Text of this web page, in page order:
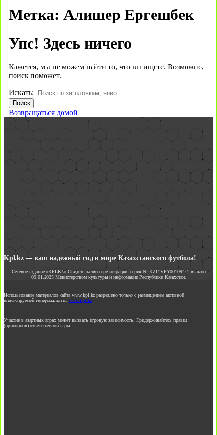
Метка: Алишер Ергешбек
Упс! Здесь ничего
Кажется, мы не можем найти то, что вы ищете. Возможно,
поиск поможет.
Искать:
Возвращаться домой
Kpl.kz — ваш надежный гид в мире Казахстанского футбола!
Сетевое издание «KPLKZ» Свидетельство о регистрации: серия № KZ11VPY00109441 выдано
09.01.2025 Министерством культуры и информации Республики Казахстан.
Использование материалов сайта www.kpl.kz разрешено только с размещением активной
индексируемой гиперссылки на www.kpl.kz
Участие в азартных играх может вызвать игровую зависимость. Придерживайтесь правил
(принципов) ответственной игры.